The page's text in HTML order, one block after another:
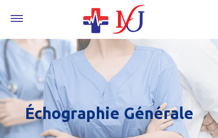
Échographie Générale